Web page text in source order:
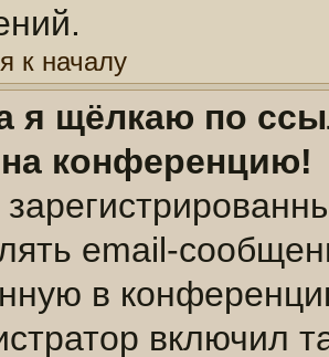
к началу
я щёлкаю по
конференцию!
email-
в
включил